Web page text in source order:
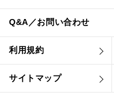
Q&A／お問い合わせ
利用規約
サイトマップ